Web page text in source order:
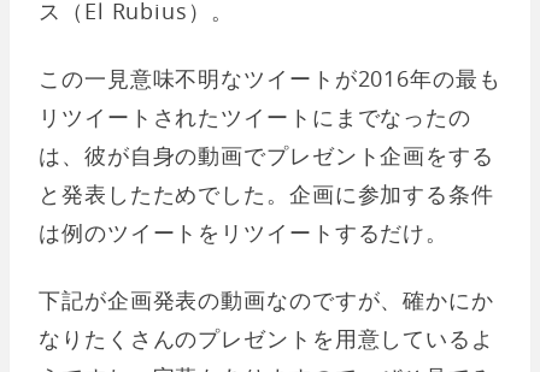
ス（El Rubius）。
この一見意味不明なツイートが2016年の最も
リツイートされたツイートにまでなったの
は、彼が自身の動画でプレゼント企画をする
と発表したためでした。企画に参加する条件
は例のツイートをリツイートするだけ。
下記が企画発表の動画なのですが、確かにか
なりたくさんのプレゼントを用意しているよ